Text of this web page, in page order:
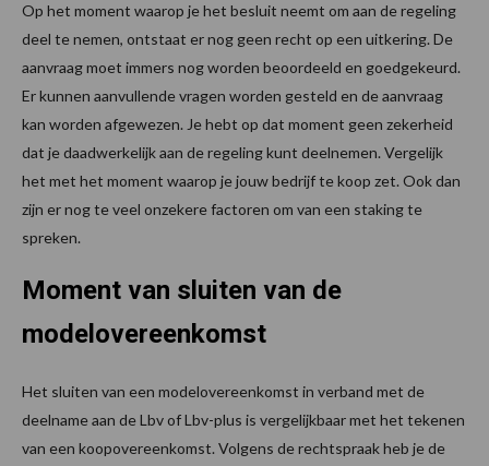
Op het moment waarop je het besluit neemt om aan de regeling
deel te nemen, ontstaat er nog geen recht op een uitkering. De
aanvraag moet immers nog worden beoordeeld en goedgekeurd.
Er kunnen aanvullende vragen worden gesteld en de aanvraag
kan worden afgewezen. Je hebt op dat moment geen zekerheid
dat je daadwerkelijk aan de regeling kunt deelnemen. Vergelijk
het met het moment waarop je jouw bedrijf te koop zet. Ook dan
zijn er nog te veel onzekere factoren om van een staking te
spreken.
Moment van sluiten van de
modelovereenkomst
Het sluiten van een modelovereenkomst in verband met de
deelname aan de Lbv of Lbv-plus is vergelijkbaar met het tekenen
van een koopovereenkomst. Volgens de rechtspraak heb je de